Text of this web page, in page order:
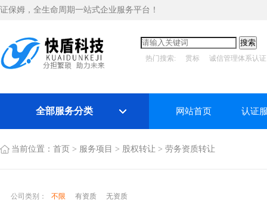
证保姆，全生命周期一站式企业服务平台！
热门搜索: 贯标 诚信管理体系认证
全部服务分类 网站首页 认证
当前位置： 首页 > 服务项目 > 股权转让 > 劳务资质转让
公司类别： 不限 有资质 无资质